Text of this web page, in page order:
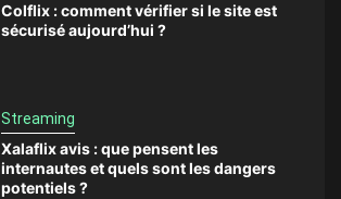
Colflix : comment vérifier si le site est
sécurisé aujourd’hui ?
Streaming
Xalaflix avis : que pensent les
internautes et quels sont les dangers
potentiels ?